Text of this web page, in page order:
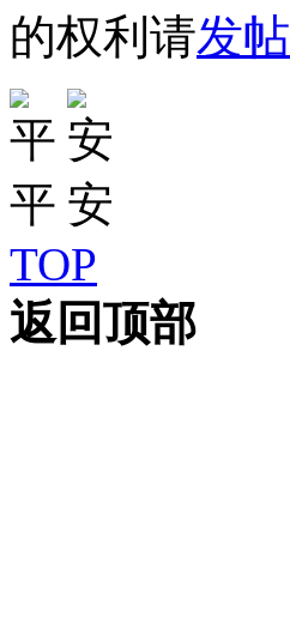
的权利请发
TOP
返回顶部